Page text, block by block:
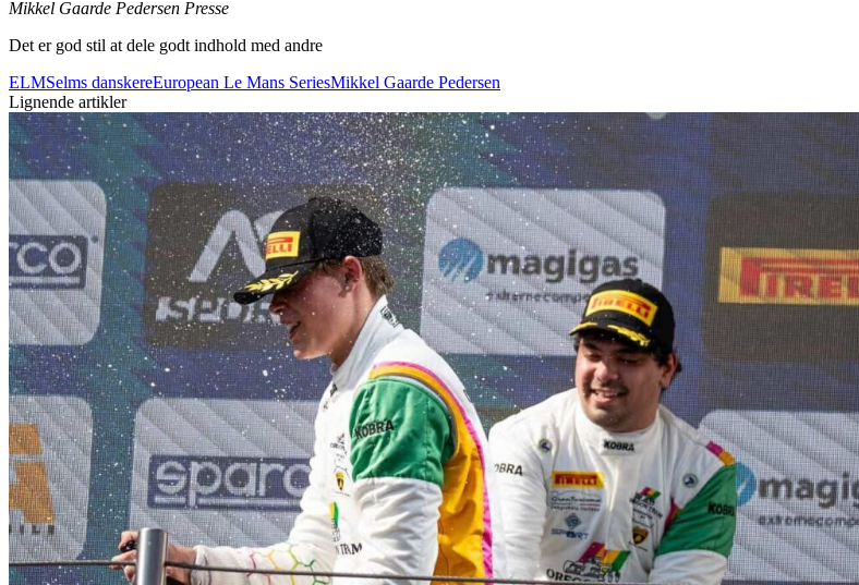
Mikkel Gaarde Pedersen Presse
Det er god stil at dele godt indhold med andre
ELMSelms danskereEuropean Le Mans SeriesMikkel Gaarde Pedersen
Lignende artikler